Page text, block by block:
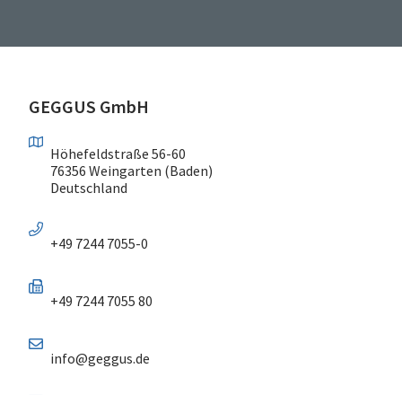
GEGGUS GmbH
Höhefeldstraße 56-60
76356 Weingarten (Baden)
Deutschland
+49 7244 7055-0
+49 7244 7055 80
info@geggus.de